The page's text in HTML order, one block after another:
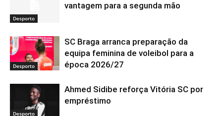
Desporto
vantagem para a segunda mão
Desporto
SC Braga arranca preparação da
equipa feminina de voleibol para a
época 2026/27
Desporto
Ahmed Sidibe reforça Vitória SC por
empréstimo